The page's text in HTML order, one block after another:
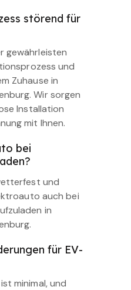
störend für
gewährleisten
und
Zuhause in
Wir sorgen
Installation
mit Ihnen.
bei
und
auch bei
in
für EV-
minimal, und